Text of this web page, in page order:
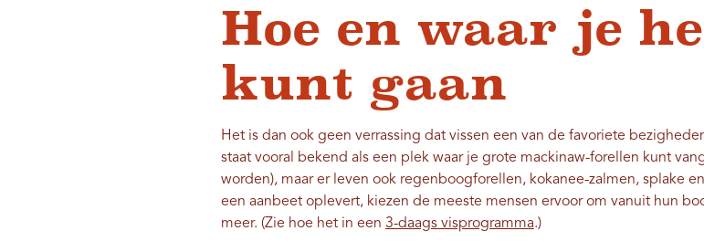
Hoe en waar je
kunt gaan
Het is dan ook geen verrassing dat vissen een van de favoriete
staat vooral bekend als een plek waar je grote mackinaw-forellen kunt
worden), maar er leven ook regenboogforellen, kokanee-zalmen, splake
een aanbeet oplevert, kiezen de meeste mensen ervoor om vanuit hun
meer. (Zie hoe het in een 3-daags visprogramma.)